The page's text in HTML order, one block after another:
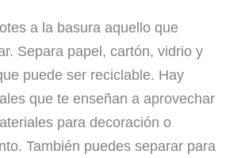
a la basura aquello que
Separa papel, cartón, vidrio y
puede ser reciclable. Hay
que te enseñan a aprovechar
para decoración o
También puedes separar para